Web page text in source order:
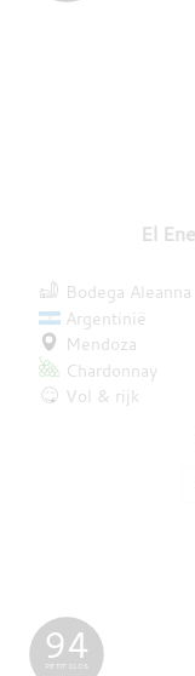
El
Bodega Aleanna
Argentinië
Mendoza
Chardonnay
Vol & rijk
94
PETIT CLOS